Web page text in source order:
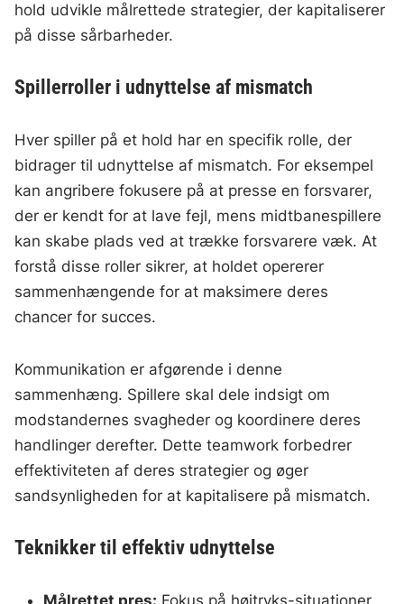
hold udvikle målrettede strategier, der kapitaliserer
på disse sårbarheder.
Spillerroller i udnyttelse af mismatch
Hver spiller på et hold har en specifik rolle, der
bidrager til udnyttelse af mismatch. For eksempel
kan angribere fokusere på at presse en forsvarer,
der er kendt for at lave fejl, mens midtbanespillere
kan skabe plads ved at trække forsvarere væk. At
forstå disse roller sikrer, at holdet opererer
sammenhængende for at maksimere deres
chancer for succes.
Kommunikation er afgørende i denne
sammenhæng. Spillere skal dele indsigt om
modstandernes svagheder og koordinere deres
handlinger derefter. Dette teamwork forbedrer
effektiviteten af deres strategier og øger
sandsynligheden for at kapitalisere på mismatch.
Teknikker til effektiv udnyttelse